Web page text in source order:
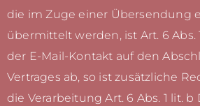
die im Zuge einer Übersendung
übermittelt werden, ist Art. 6 Abs.
der E-Mail-Kontakt auf den
Vertrages ab, so ist zusätzliche
die Verarbeitung Art. 6 Abs. 1 lit. b